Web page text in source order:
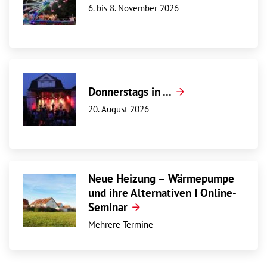
6. bis 8. November 2026
Donnerstags in ...
20. August 2026
Neue Heizung – Wärmepumpe
und ihre Alternativen I Online-
Seminar
Mehrere Termine